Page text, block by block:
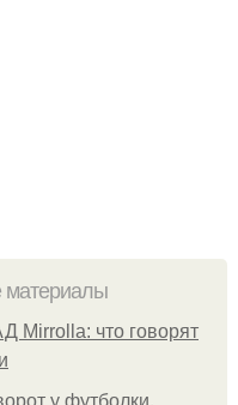
Mirrolla: что говорят
у футболки.